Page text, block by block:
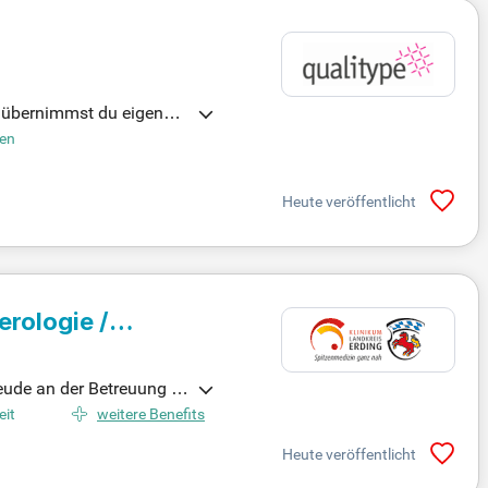
du eigenver
Präparation aus Spei
und kümmerst
Heute veröffentlicht
/
an der Betreuung v
weiterentwic
werden bei gleich
weitere Benefits
Heute veröffentlicht